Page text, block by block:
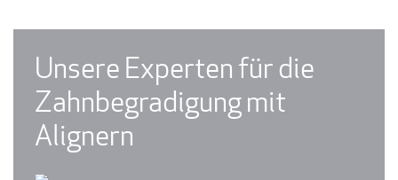
Unsere Experten für die
Zahnbegradigung mit
Alignern